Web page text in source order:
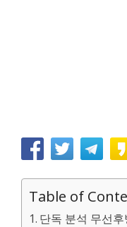
Table of
단독 분석 무선